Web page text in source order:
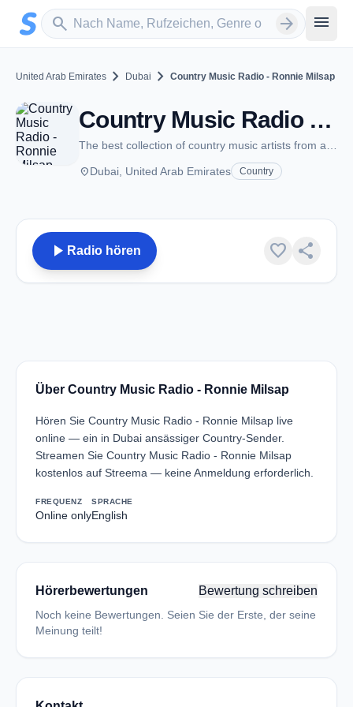
Zum Hauptinhalt springen
search
Sender suchen arrow_forward menu
United Arab Emirates chevron_right Dubai chevron_right Country Music Radio - Ronnie Milsap
Country Music Radio - Ronnie Milsap - Dubai
placeDubai, United Arab Emirates Country
play_arrow Radio hören favorite share
Über Country Music Radio - Ronnie Milsap
Hören Sie Country Music Radio - Ronnie Milsap live
online — ein in Dubai ansässiger Country-Sender.
Streamen Sie Country Music Radio - Ronnie Milsap
kostenlos auf Streema — keine Anmeldung erforderlich.
FREQUENZ
Online only
SPRACHE
English
Hörerbewertungen Bewertung schreiben
Noch keine Bewertungen. Seien Sie der Erste, der seine
Meinung teilt!